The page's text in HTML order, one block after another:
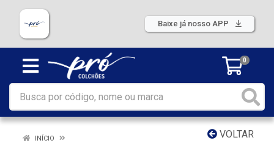
Baixe já nosso APP
0
VOLTAR
INÍCIO